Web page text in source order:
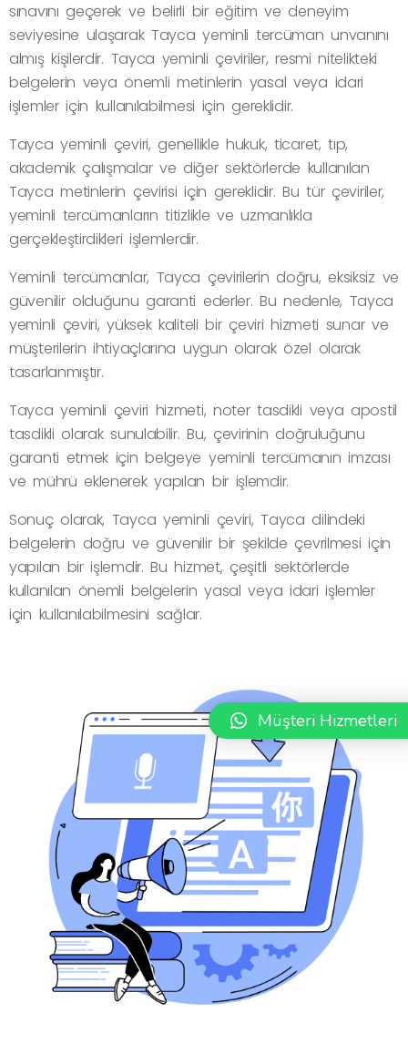
sınavını geçerek ve belirli bir eğitim ve deneyim
seviyesine ulaşarak Tayca yeminli tercüman unvanını
almış kişilerdir. Tayca yeminli çeviriler, resmi nitelikteki
belgelerin veya önemli metinlerin yasal veya idari
işlemler için kullanılabilmesi için gereklidir.
Tayca yeminli çeviri, genellikle hukuk, ticaret, tıp,
akademik çalışmalar ve diğer sektörlerde kullanılan
Tayca metinlerin çevirisi için gereklidir. Bu tür çeviriler,
yeminli tercümanların titizlikle ve uzmanlıkla
gerçekleştirdikleri işlemlerdir.
Yeminli tercümanlar, Tayca çevirilerin doğru, eksiksiz ve
güvenilir olduğunu garanti ederler. Bu nedenle, Tayca
yeminli çeviri, yüksek kaliteli bir çeviri hizmeti sunar ve
müşterilerin ihtiyaçlarına uygun olarak özel olarak
tasarlanmıştır.
Tayca yeminli çeviri hizmeti, noter tasdikli veya apostil
tasdikli olarak sunulabilir. Bu, çevirinin doğruluğunu
garanti etmek için belgeye yeminli tercümanın imzası
ve mührü eklenerek yapılan bir işlemdir.
Sonuç olarak, Tayca yeminli çeviri, Tayca dilindeki
belgelerin doğru ve güvenilir bir şekilde çevrilmesi için
yapılan bir işlemdir. Bu hizmet, çeşitli sektörlerde
kullanılan önemli belgelerin yasal veya idari işlemler
için kullanılabilmesini sağlar.
Müşteri Hizmetleri